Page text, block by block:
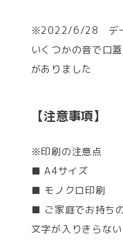
※2022/6/28 デー
いくつかの音で口
がありました
【注意事項】
※印刷の注意点
■ A4サイズ
■ モノクロ印刷
■ ご家庭でお持ち
文字が入りきらな